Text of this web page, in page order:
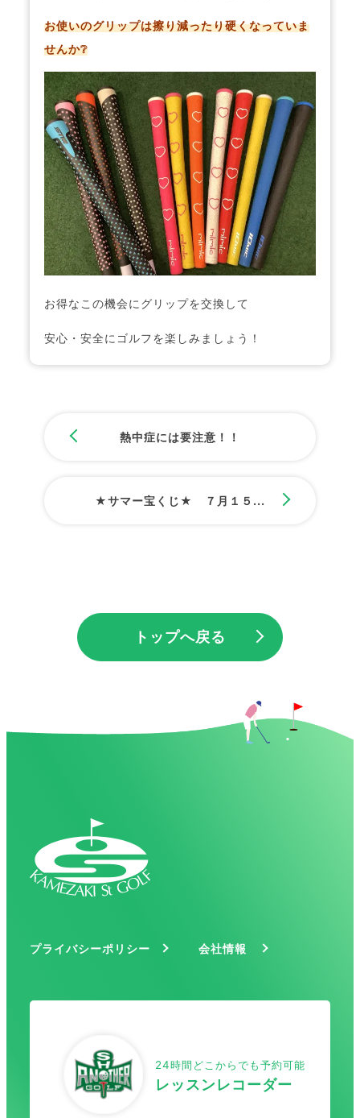
お使いのグリップは擦り減ったり硬くなっていま
せんか❔
お得なこの機会にグリップを交換して
安心・安全にゴルフを楽しみましょう！
熱中症には要注意！！
★サマー宝くじ★ ７月１５...
トップへ戻る
プライバシーポリシー 会社情報
24時間どこからでも予約可能
レッスンレコーダー